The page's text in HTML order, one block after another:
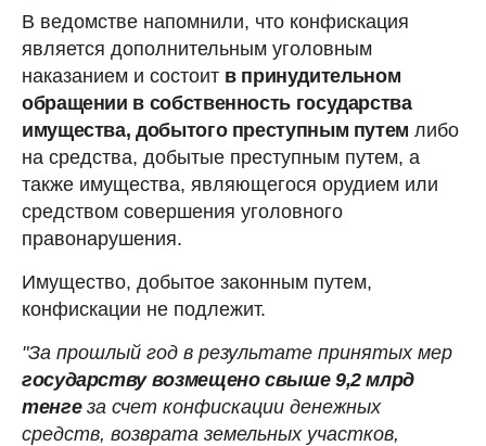
В ведомстве напомнили, что конфискация
является дополнительным уголовным
наказанием и состоит в принудительном
обращении в собственность государства
имущества, добытого преступным путем либо
на средства, добытые преступным путем, а
также имущества, являющегося орудием или
средством совершения уголовного
правонарушения.
Имущество, добытое законным путем,
конфискации не подлежит.
"За прошлый год в результате принятых мер
государству возмещено свыше 9,2 млрд
тенге за счет конфискации денежных
средств, возврата земельных участков,